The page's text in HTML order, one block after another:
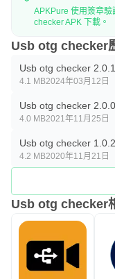
APKPure 使用簽章
checker APK 下載。
Usb otg checker
Usb otg checker 2.0.1
4.1 MB2024年03月12日
Usb otg checker 2.0.0
4.0 MB2021年11月25日
Usb otg checker 1.0.2
4.2 MB2020年11月21日
Usb otg checker